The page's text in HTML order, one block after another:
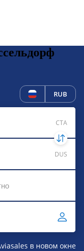
RUB
CTA
DUS
в новом окне